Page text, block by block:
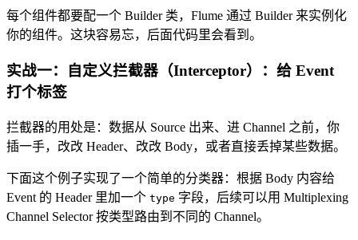
每个组件都要配一个 Builder 类，Flume 通过 Builder 来实例化
你的组件。这块容易忘，后面代码里会看到。
实战一：自定义拦截器（Interceptor）：给 Event
打个标签
拦截器的用处是：数据从 Source 出来、进 Channel 之前，你
插一手，改改 Header、改改 Body，或者直接丢掉某些数据。
下面这个例子实现了一个简单的分类器：根据 Body 内容给
Event 的 Header 里加一个 type 字段，后续可以用 Multiplexing
Channel Selector 按类型路由到不同的 Channel。